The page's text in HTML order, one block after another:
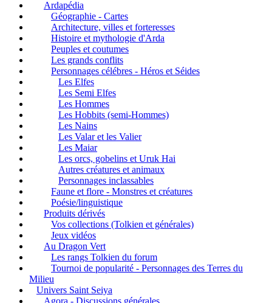
Ardapédia
Géographie - Cartes
Architecture, villes et forteresses
Histoire et mythologie d'Arda
Peuples et coutumes
Les grands conflits
Personnages célébres - Héros et Séides
Les Elfes
Les Semi Elfes
Les Hommes
Les Hobbits (semi-Hommes)
Les Nains
Les Valar et les Valier
Les Maiar
Les orcs, gobelins et Uruk Hai
Autres créatures et animaux
Personnages inclassables
Faune et flore - Monstres et créatures
Poésie/linguistique
Produits dérivés
Vos collections (Tolkien et générales)
Jeux vidéos
Au Dragon Vert
Les rangs Tolkien du forum
Tournoi de popularité - Personnages des Terres du
Milieu
Univers Saint Seiya
Agora - Discussions générales